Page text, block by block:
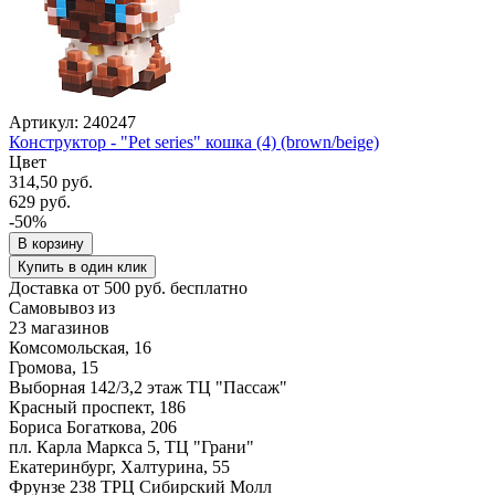
Артикул: 240247
Конструктор - "Pet series" кошка (4) (brown/beige)
Цвет
314,50 руб.
629 руб.
-50%
В корзину
Купить в один клик
Доставка от 500 руб. бесплатно
Самовывоз из
23 магазинов
Комсомольская, 16
Громова, 15
Выборная 142/3,2 этаж ТЦ "Пассаж"
Красный проспект, 186
Бориса Богаткова, 206
пл. Карла Маркса 5, ТЦ "Грани"
Екатеринбург, Халтурина, 55
Фрунзе 238 ТРЦ Сибирский Молл